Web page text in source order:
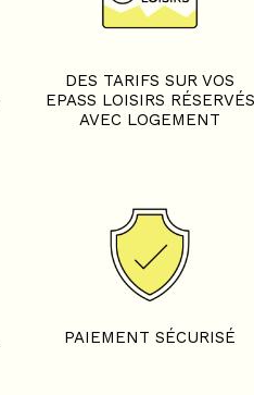
DES TARIFS SUR VOS
EPASS LOISIRS RÉSERVÉS
AVEC LOGEMENT
PAIEMENT SÉCURISÉ